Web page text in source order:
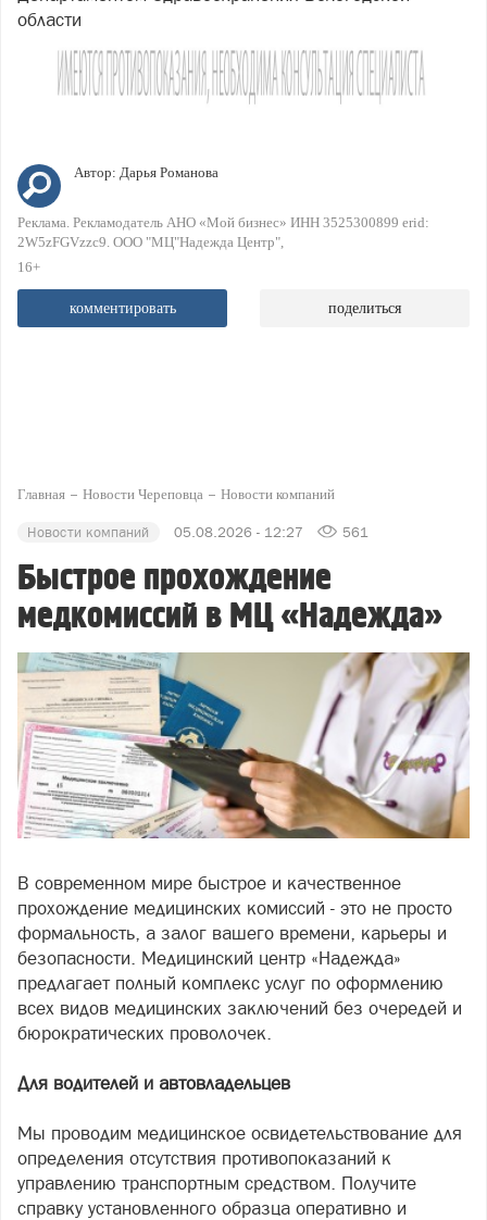
области
Автор: Дарья Романова
Реклама. Рекламодатель АНО «Мой бизнес» ИНН 3525300899 erid:
2W5zFGVzzc9. ООО "МЦ"Надежда Центр"
16+
комментировать поделиться
Главная Новости Череповца Новости компаний
Новости компаний 05.08.2026 - 12:27 561
Быстрое прохождение
медкомиссий в МЦ «Надежда»
В современном мире быстрое и качественное
прохождение медицинских комиссий - это не просто
формальность, а залог вашего времени, карьеры и
безопасности. Медицинский центр «Надежда»
предлагает полный комплекс услуг по оформлению
всех видов медицинских заключений без очередей и
бюрократических проволочек.
Для водителей и автовладельцев
Мы проводим медицинское освидетельствование для
определения отсутствия противопоказаний к
управлению транспортным средством. Получите
справку установленного образца оперативно и